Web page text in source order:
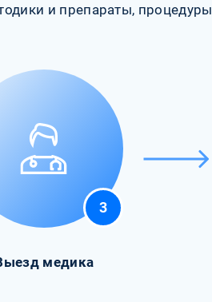
и препараты, процедуры
3
медика